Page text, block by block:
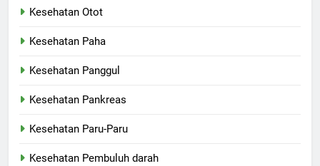
Kesehatan Otot
Kesehatan Paha
Kesehatan Panggul
Kesehatan Pankreas
Kesehatan Paru-Paru
Kesehatan Pembuluh darah